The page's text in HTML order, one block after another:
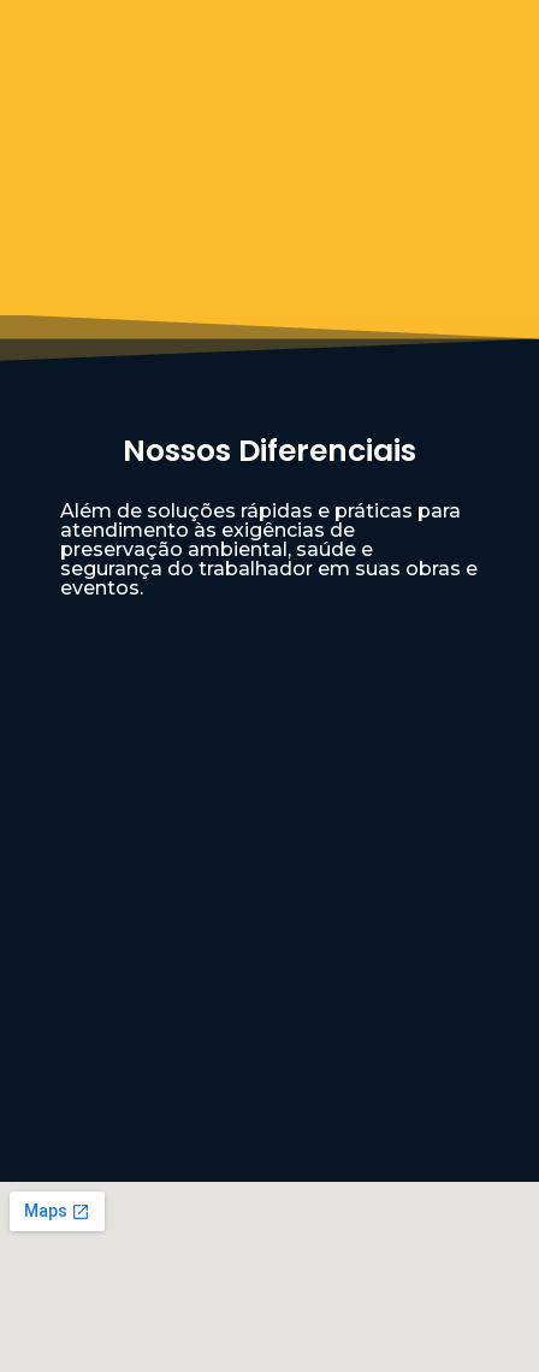
Nossos Diferenciais
Além de soluções rápidas e práticas para
atendimento às exigências de
preservação ambiental, saúde e
segurança do trabalhador em suas obras e
eventos.